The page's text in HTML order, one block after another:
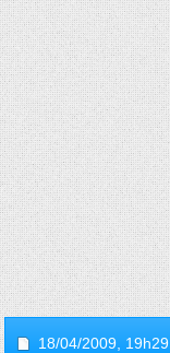
18/04/2009, 19h29